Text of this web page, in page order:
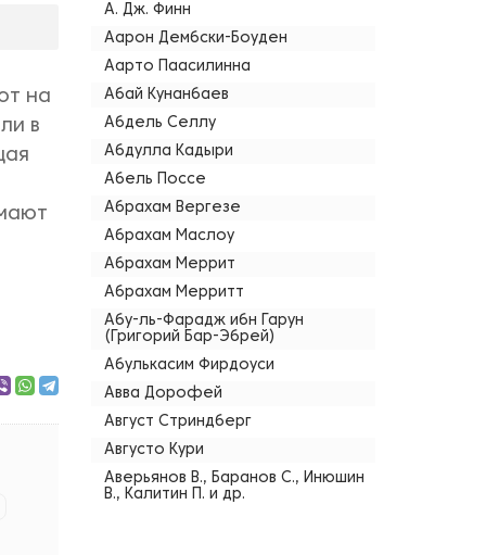
на
в
А. Дж. Финн
Аарон Дембски-Боуден
Аарто Паасилинна
Абай Кунанбаев
Абдель Селлу
Абдулла Кадыри
Абель Поссе
Абрахам Вергезе
Абрахам Маслоу
Абрахам Меррит
Абрахам Мерритт
Абу-ль-Фарадж ибн Гарун
(Григорий Бар-Эбрей)
Абулькасим Фирдоуси
Авва Дорофей
Август Стриндберг
Августо Кури
Аверьянов В., Баранов С., Инюшин
В., Калитин П. и др.